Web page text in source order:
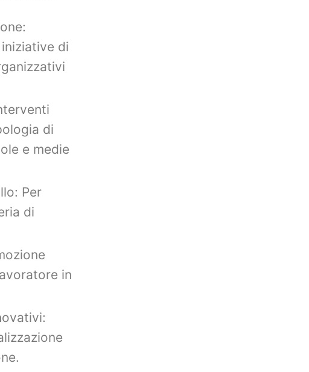
di
di
e medie
Per
di
in